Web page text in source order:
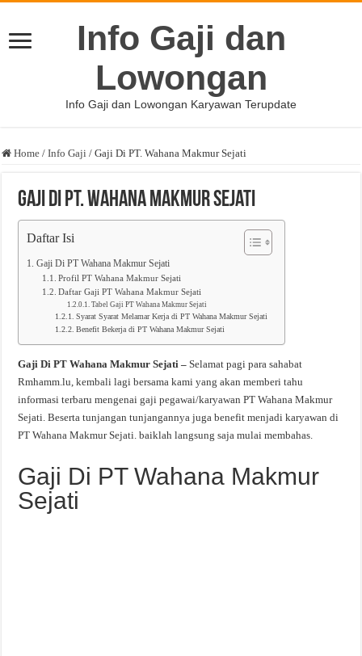
Info Gaji dan
Lowongan
Info Gaji dan Lowongan Karyawan Terupdate
Home / Info Gaji / Gaji Di PT. Wahana Makmur Sejati
Gaji Di PT. Wahana Makmur Sejati
Daftar Isi
Gaji Di PT Wahana Makmur Sejati
Profil PT Wahana Makmur Sejati
Daftar Gaji PT Wahana Makmur Sejati
Tabel Gaji PT Wahana Makmur Sejati
Syarat Syarat Melamar Kerja di PT Wahana Makmur Sejati
Benefit Bekerja di PT Wahana Makmur Sejati
Gaji Di PT Wahana Makmur Sejati –Selamat pagi para sahabat
Rmhamm.lu, kembali lagi bersama kami yang akan memberi tahu
informasi terbaru mengenai gaji pegawai/karyawan PT Wahana Makmur
Sejati. Beserta tunjangan tunjangannya juga benefit menjadi karyawan di
PT Wahana Makmur Sejati. baiklah langsung saja mulai membahas.
Gaji Di PT Wahana Makmur
Sejati